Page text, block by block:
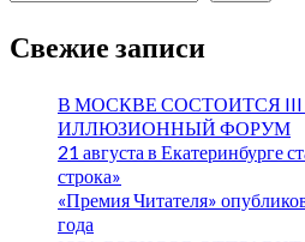
Свежие записи
В МОСКВЕ СОСТОИТСЯ
ИЛЛЮЗИОННЫЙ ФОРУМ
21 августа в Екатеринбурге
строка»
«Премия Читателя»
года